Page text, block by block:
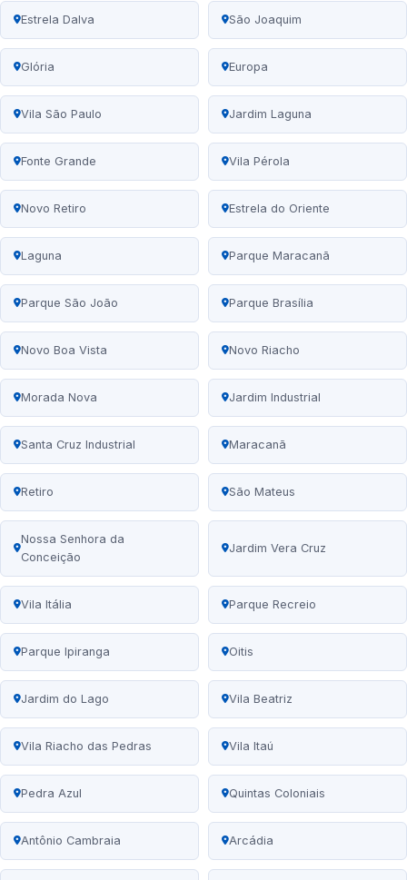
Estrela Dalva São Joaquim
Glória Europa
Vila São Paulo Jardim Laguna
Fonte Grande Vila Pérola
Novo Retiro Estrela do Oriente
Laguna Parque Maracanã
Parque São João Parque Brasília
Novo Boa Vista Novo Riacho
Morada Nova Jardim Industrial
Santa Cruz Industrial Maracanã
Retiro São Mateus
Nossa Senhora da
Conceição
Jardim Vera Cruz
Vila Itália Parque Recreio
Parque Ipiranga Oitis
Jardim do Lago Vila Beatriz
Vila Riacho das Pedras Vila Itaú
Pedra Azul Quintas Coloniais
Antônio Cambraia Arcádia